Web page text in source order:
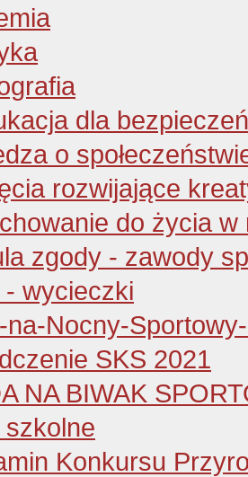
dla
o
rozwijające
do życia w
zgody - zawody
- wycieczki
na-Nocny-
SKS 2021
NA BIWAK
Konkursu